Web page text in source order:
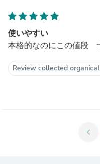
使いやすい
本格的なのにこの値段
Review collected
chevron_left